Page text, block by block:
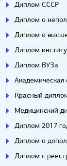
Диплом СССР
Диплом о
Диплом о
Диплом
Диплом ВУЗа
Академическая
Красный
Медицинский
Диплом 2017
Диплом о
Диплом с